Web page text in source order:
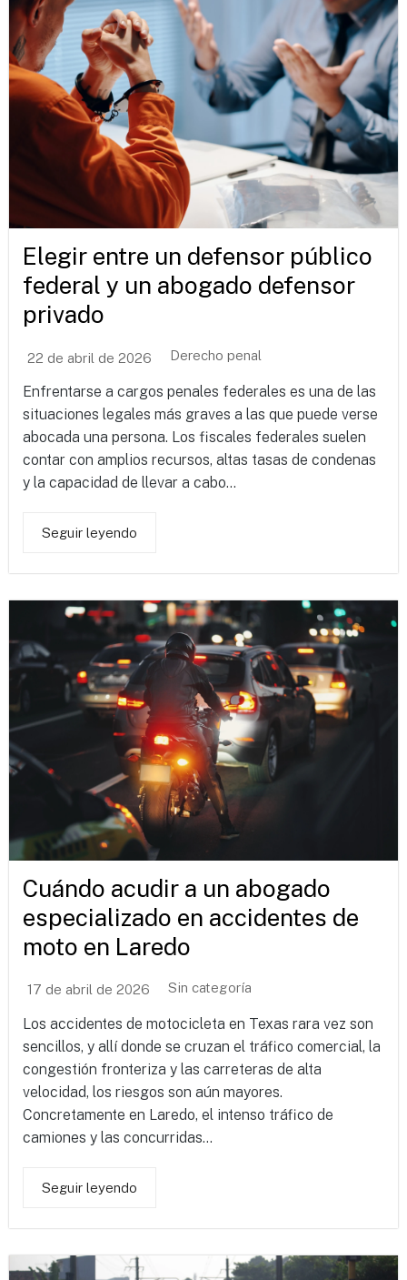
Elegir entre un defensor público
federal y un abogado defensor
privado
22 de abril de 2026 Derecho penal
Enfrentarse a cargos penales federales es una de las
situaciones legales más graves a las que puede verse
abocada una persona. Los fiscales federales suelen
contar con amplios recursos, altas tasas de condenas
y la capacidad de llevar a cabo...
Seguir leyendo
Cuándo acudir a un abogado
especializado en accidentes de
moto en Laredo
17 de abril de 2026 Sin categoría
Los accidentes de motocicleta en Texas rara vez son
sencillos, y allí donde se cruzan el tráfico comercial, la
congestión fronteriza y las carreteras de alta
velocidad, los riesgos son aún mayores.
Concretamente en Laredo, el intenso tráfico de
camiones y las concurridas...
Seguir leyendo